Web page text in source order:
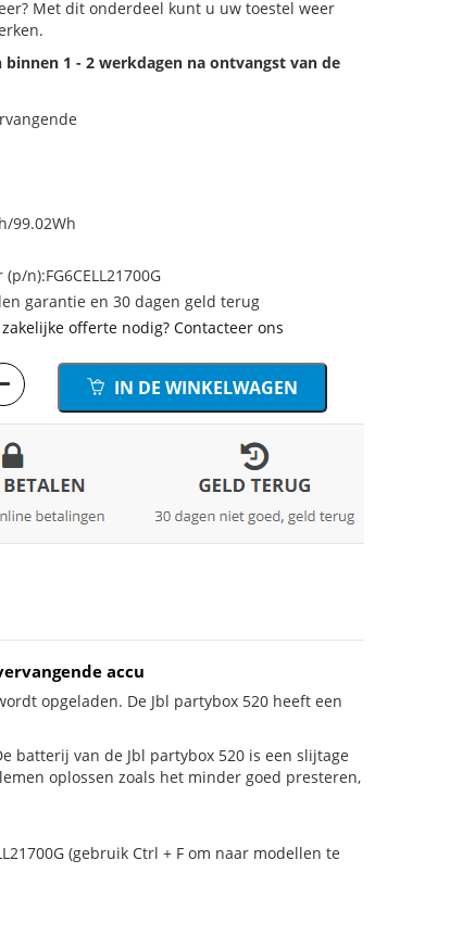
Met dit onderdeel kunt u uw toestel weer
1 - 2 werkdagen na ontvangst van de
99.02Wh
n):FG6CELL21700G
garantie en 30 dagen geld terug
offerte nodig? Contacteer ons
IN DE WINKELWAGEN
accu
opgeladen. De Jbl partybox 520 heeft een
batterij van de Jbl partybox 520 is een slijtage
oplossen zoals het minder goed presteren,
(gebruik Ctrl + F om naar modellen te